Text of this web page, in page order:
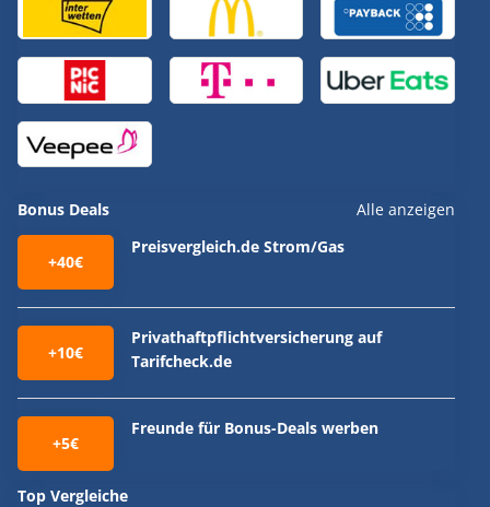
Bonus Deals Alle anzeigen
+40€
Preisvergleich.de Strom/Gas
+10€
Privathaftpflichtversicherung auf
Tarifcheck.de
+5€
Freunde für Bonus-Deals werben
Top Vergleiche